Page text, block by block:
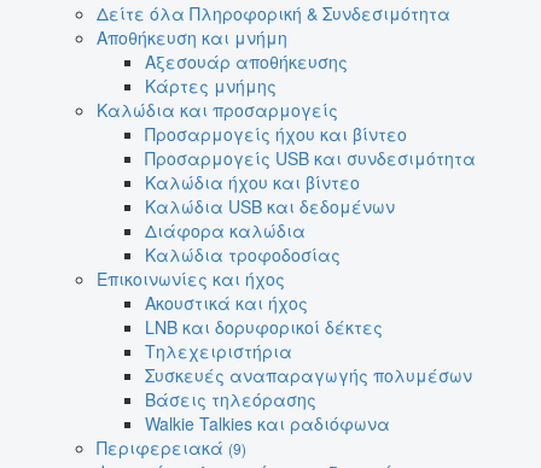
Δείτε όλα Πληροφορική & Συνδεσιμότητα
Αποθήκευση και μνήμη
Αξεσουάρ αποθήκευσης
Κάρτες μνήμης
Καλώδια και προσαρμογείς
Προσαρμογείς ήχου και βίντεο
Προσαρμογείς USB και συνδεσιμότητα
Καλώδια ήχου και βίντεο
Καλώδια USB και δεδομένων
Διάφορα καλώδια
Καλώδια τροφοδοσίας
Επικοινωνίες και ήχος
Ακουστικά και ήχος
LNB και δορυφορικοί δέκτες
Τηλεχειριστήρια
Συσκευές αναπαραγωγής πολυμέσων
Βάσεις τηλεόρασης
Walkie Talkies και ραδιόφωνα
Περιφερειακά (9)